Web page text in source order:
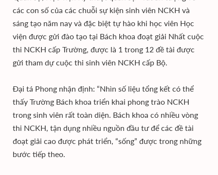
các con số của các chuỗi sự kiện sinh viên NCKH và
sáng tạo năm nay và đặc biệt tự hào khi học viên Học
viện được gửi đào tạo tại Bách khoa đoạt giải Nhất cuộc
thi NCKH cấp Trường, được là 1 trong 12 đề tài được
gửi tham dự cuộc thi sinh viên NCKH cấp Bộ.
Đại tá Phong nhận định: “Nhìn số liệu tổng kết có thể
thấy Trường Bách khoa triển khai phong trào NCKH
trong sinh viên rất toàn diện. Bách khoa có nhiều vòng
thi NCKH, tận dụng nhiều nguồn đầu tư để các đề tài
đoạt giải cao được phát triển, “sống” được trong những
bước tiếp theo.